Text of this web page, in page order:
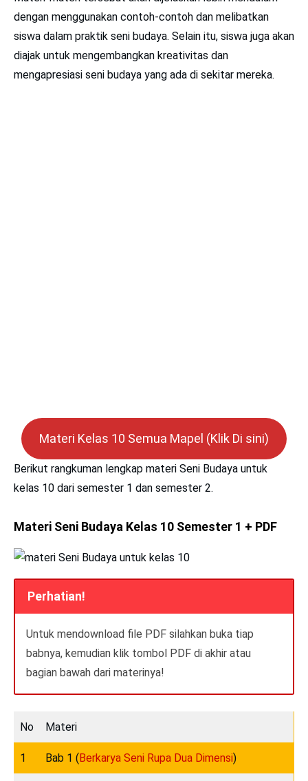
dengan menggunakan contoh-contoh dan melibatkan
siswa dalam praktik seni budaya. Selain itu, siswa juga akan
diajak untuk mengembangkan kreativitas dan
mengapresiasi seni budaya yang ada di sekitar mereka.
Materi Kelas 10 Semua Mapel (Klik Di sini)
Berikut rangkuman lengkap materi Seni Budaya untuk
kelas 10 dari semester 1 dan semester 2.
Materi Seni Budaya Kelas 10 Semester 1 + PDF
Perhatian!
Untuk mendownload file PDF silahkan buka tiap
babnya, kemudian klik tombol PDF di akhir atau
bagian bawah dari materinya!
No Materi
1 Bab 1 (Berkarya Seni Rupa Dua Dimensi)